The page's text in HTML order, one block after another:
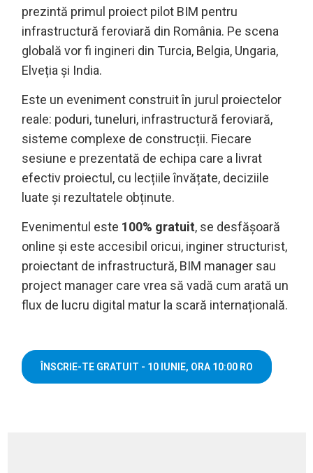
prezintă primul proiect pilot BIM pentru
infrastructură feroviară din România. Pe scena
globală vor fi ingineri din Turcia, Belgia, Ungaria,
Elveția și India.
Este un eveniment construit în jurul proiectelor
reale: poduri, tuneluri, infrastructură feroviară,
sisteme complexe de construcții. Fiecare
sesiune e prezentată de echipa care a livrat
efectiv proiectul, cu lecțiile învățate, deciziile
luate și rezultatele obținute.
Evenimentul este 100% gratuit, se desfășoară
online și este accesibil oricui, inginer structurist,
proiectant de infrastructură, BIM manager sau
project manager care vrea să vadă cum arată un
flux de lucru digital matur la scară internațională.
ÎNSCRIE-TE GRATUIT - 10 IUNIE, ORA 10:00 RO